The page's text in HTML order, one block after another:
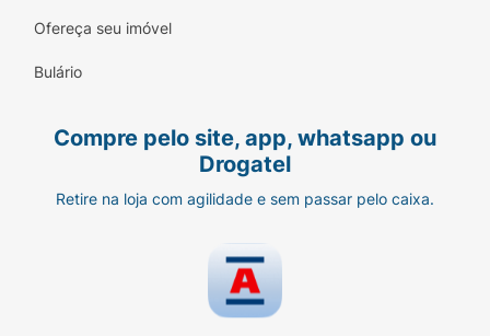
Ofereça seu imóvel
Bulário
Compre pelo site, app, whatsapp ou
Drogatel
Retire na loja com agilidade e sem passar pelo caixa.